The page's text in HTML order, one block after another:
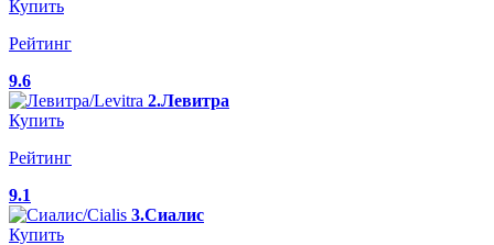
Купить
Рейтинг
9.6
2.Левитра
Купить
Рейтинг
9.1
3.Сиалис
Купить